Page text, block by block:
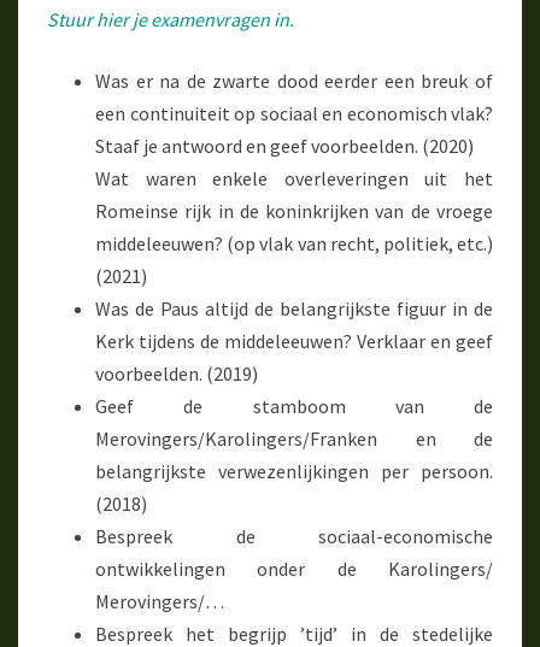
Stuur hier je examenvragen in.
Was er na de zwarte dood eerder een breuk of
een continuiteit op sociaal en economisch vlak?
Staaf je antwoord en geef voorbeelden. (2020)
Wat waren enkele overleveringen uit het
Romeinse rijk in de koninkrijken van de vroege
middeleeuwen? (op vlak van recht, politiek, etc.)
(2021)
Was de Paus altijd de belangrijkste figuur in de
Kerk tijdens de middeleeuwen? Verklaar en geef
voorbeelden. (2019)
Geef de stamboom van de
Merovingers/Karolingers/Franken en de
belangrijkste verwezenlijkingen per persoon.
(2018)
Bespreek de sociaal-economische
ontwikkelingen onder de Karolingers/
Merovingers/…
Bespreek het begrijp ’tijd’ in de stedelijke